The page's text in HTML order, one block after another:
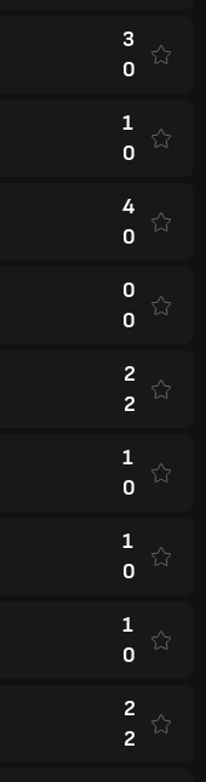
3
0
1
0
4
0
0
0
2
2
1
0
1
0
1
0
2
2